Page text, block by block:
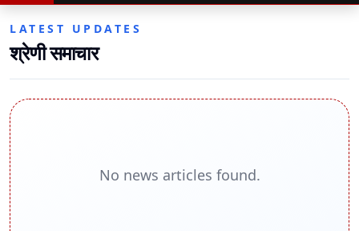
LATEST UPDATES
श्रेणी समाचार
No news articles found.